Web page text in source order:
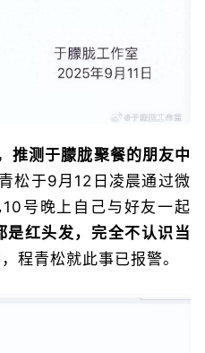
推测于朦胧聚餐的朋友中
松于9月12日凌晨通过微
号晚上自己与好友一起
是红头发，完全不认识当
程青松就此事已报警。